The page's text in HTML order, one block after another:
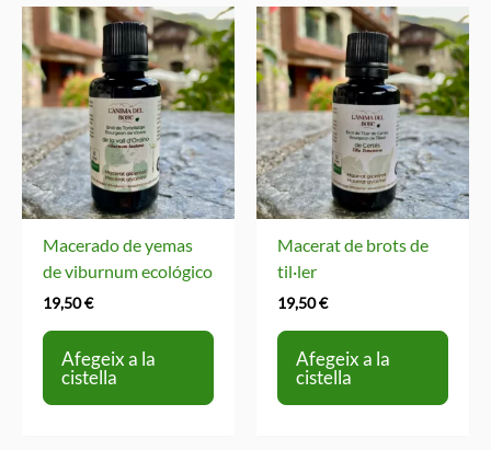
Macerado de yemas
de viburnum ecológico
19,50€
Afegeix a la
cistella
Macerat de brots de
til·ler
19,50€
Afegeix a la
cistella